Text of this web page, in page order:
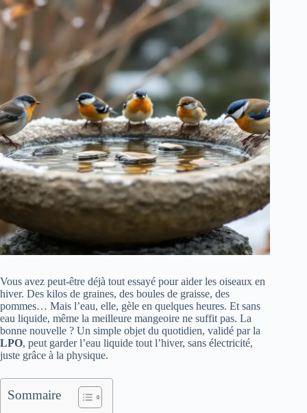
Vous avez peut-être déjà tout essayé pour aider les oiseaux en
hiver. Des kilos de graines, des boules de graisse, des
pommes… Mais l’eau, elle, gèle en quelques heures. Et sans
eau liquide, même la meilleure mangeoire ne suffit pas. La
bonne nouvelle ? Un simple objet du quotidien, validé par la
LPO, peut garder l’eau liquide tout l’hiver, sans électricité,
juste grâce à la physique.
Sommaire